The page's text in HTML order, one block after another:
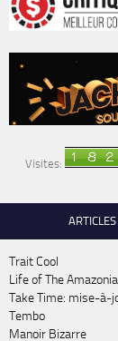
Visites:
Trait Cool
Life of The Amazonia
Take Time: mise-à-
Tembo
Manoir Bizarre